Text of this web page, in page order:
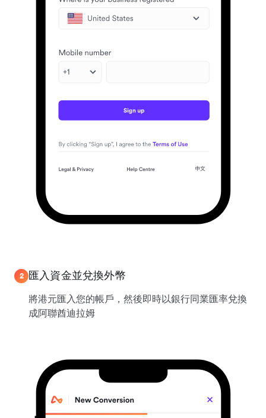
2 匯入資金並兌換外幣
將港元匯入您的帳戶，然後即時以銀行同業匯率兌換
成阿聯酋迪拉姆